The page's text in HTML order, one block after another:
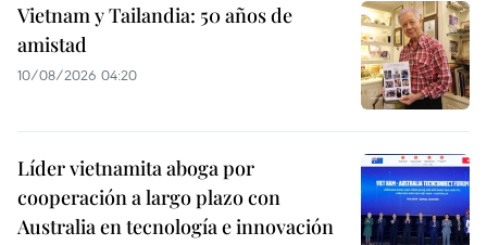
Vietnam y Tailandia: 50 años de
amistad
10/08/2026 04:20
Líder vietnamita aboga por
cooperación a largo plazo con
Australia en tecnología e innovación